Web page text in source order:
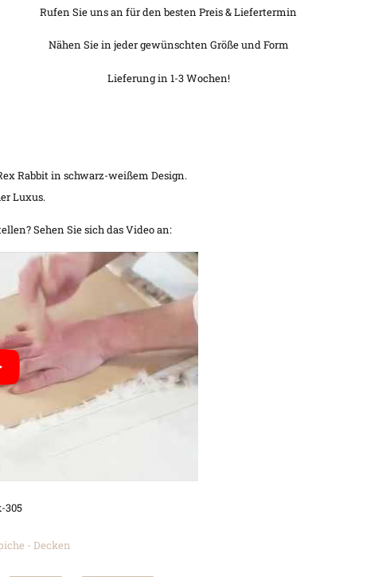
Rufen Sie uns an für den besten Preis & Liefertermin
Nähen Sie in jeder gewünschten Größe und Form
Lieferung in 1-3 Wochen!
Rabbit in schwarz-weißem Design.
Luxus.
Sehen Sie sich das Video an:
305
- Decken